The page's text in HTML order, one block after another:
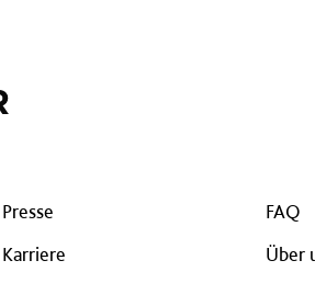
Presse
Karriere
FAQ
Über